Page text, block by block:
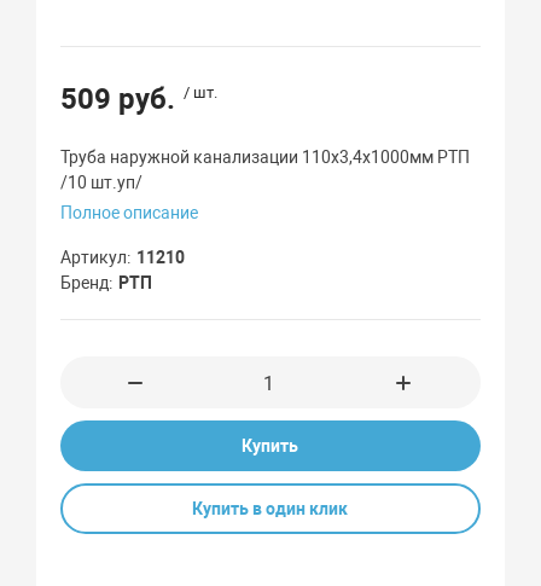
509 руб. / шт.
Труба наружной канализации 110х3,4х1000мм РТП
/10 шт.уп/
Полное описание
Артикул
11210
Бренд
РТП
Купить
Купить в один клик